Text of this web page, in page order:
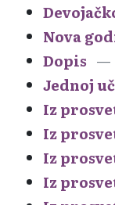
Nova
Dopis
Jednoj
Iz
Iz
Iz
Iz